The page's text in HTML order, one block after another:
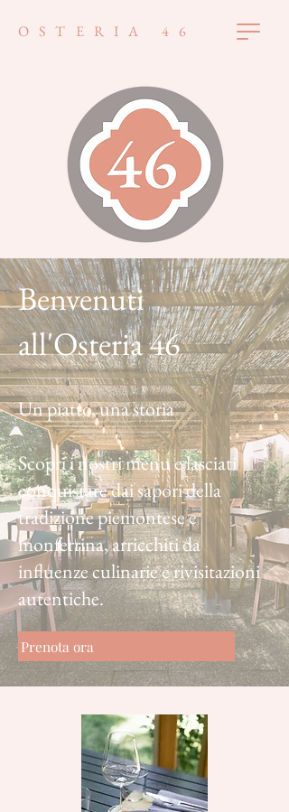
OSTERIA 46
Benvenuti
all'Osteria 46
Un piatto, una storia
Scopri i nostri menu e lasciati
conquistare dai sapori della
tradizione piemontese e
monferrina, arricchiti da
influenze culinarie e rivisitazioni
autentiche.
Prenota ora